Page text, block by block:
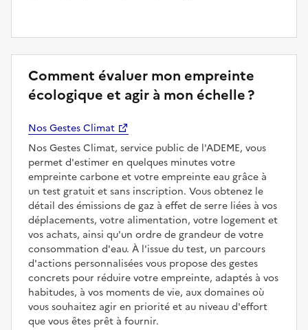
Comment évaluer mon empreinte
écologique et agir à mon échelle ?
Nos Gestes Climat
Nos Gestes Climat, service public de l'ADEME, vous
permet d'estimer en quelques minutes votre
empreinte carbone et votre empreinte eau grâce à
un test gratuit et sans inscription. Vous obtenez le
détail des émissions de gaz à effet de serre liées à vos
déplacements, votre alimentation, votre logement et
vos achats, ainsi qu'un ordre de grandeur de votre
consommation d'eau. À l'issue du test, un parcours
d'actions personnalisées vous propose des gestes
concrets pour réduire votre empreinte, adaptés à vos
habitudes, à vos moments de vie, aux domaines où
vous souhaitez agir en priorité et au niveau d'effort
que vous êtes prêt à fournir.